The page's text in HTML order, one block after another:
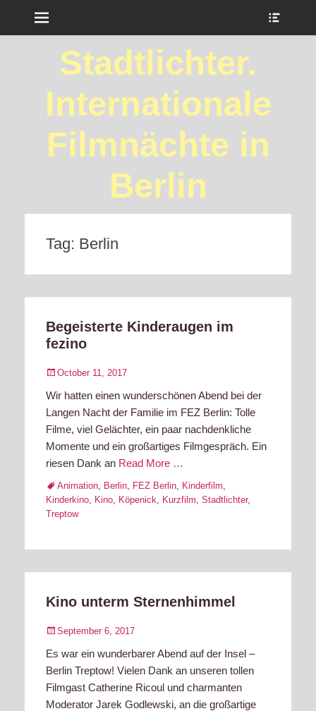
Stadtlichter.
Internationale
Filmnächte in
Berlin
Tag: Berlin
Begeisterte Kinderaugen im
fezino
Posted
October 11, 2017
Wir hatten einen wunderschönen Abend bei der
Langen Nacht der Familie im FEZ Berlin: Tolle
Filme, viel Gelächter, ein paar nachdenkliche
Momente und ein großartiges Filmgespräch. Ein
riesen Dank an Read More …
TagsAnimation, Berlin, FEZ Berlin, Kinderfilm,
Kinderkino, Kino, Köpenick, Kurzfilm, Stadtlichter,
Treptow
Kino unterm Sternenhimmel
Posted
September 6, 2017
Es war ein wunderbarer Abend auf der Insel –
Berlin Treptow! Vielen Dank an unseren tollen
Filmgast Catherine Ricoul und charmanten
Moderator Jarek Godlewski, an die großartige